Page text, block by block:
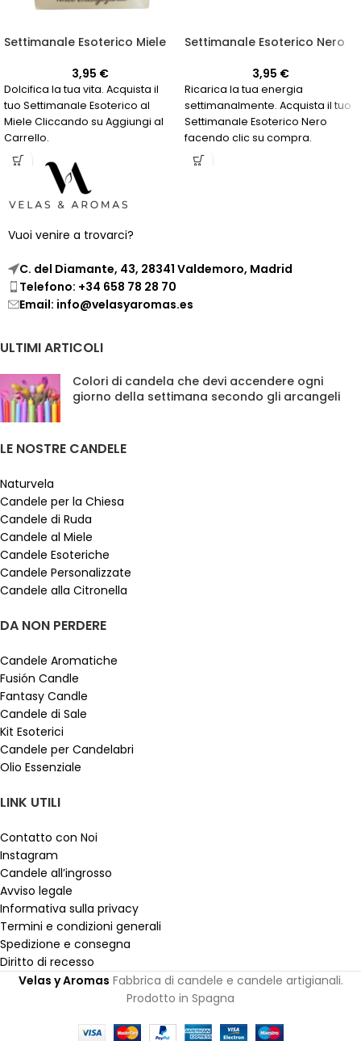
Settimanale Esoterico Miele
3,95 €
Dolcifica la tua vita. Acquista il
tuo Settimanale Esoterico al
Miele Cliccando su Aggiungi al
Carrello.
Settimanale Esoterico Nero
3,95 €
Ricarica la tua energia
settimanalmente. Acquista il tuo
Settimanale Esoterico Nero
facendo clic su compra.
Vuoi venire a trovarci?
C. del Diamante, 43, 28341 Valdemoro, Madrid
Telefono: +34 658 78 28 70
Email: info@velasyaromas.es
ULTIMI ARTICOLI
Colori di candela che devi accendere ogni
giorno della settimana secondo gli arcangeli
LE NOSTRE CANDELE
Naturvela
Candele per la Chiesa
Candele di Ruda
Candele al Miele
Candele Esoteriche
Candele Personalizzate
Candele alla Citronella
DA NON PERDERE
Candele Aromatiche
Fusión Candle
Fantasy Candle
Candele di Sale
Kit Esoterici
Candele per Candelabri
Olio Essenziale
LINK UTILI
Contatto con Noi
Instagram
Candele all’ingrosso
Avviso legale
Informativa sulla privacy
Termini e condizioni generali
Spedizione e consegna
Diritto di recesso
Velas y Aromas Fabbrica di candele e candele artigianali.
Prodotto in Spagna